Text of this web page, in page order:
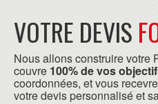
VOTRE DEVIS
Nous allons construire votre
couvre 100% de vos
coordonnées, et vous
votre devis personnalisé et